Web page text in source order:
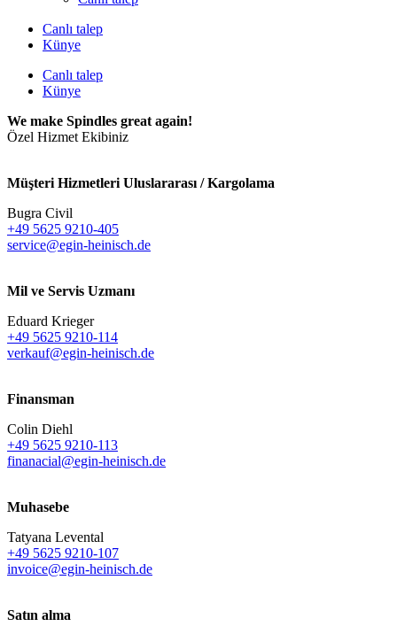
Canlı talep
Künye
Canlı talep
Künye
We make Spindles great again!
Özel Hizmet Ekibiniz
Müşteri Hizmetleri Uluslararası / Kargolama
Bugra Civil
+49 5625 9210-405
service@egin-heinisch.de
Mil ve Servis Uzmanı
Eduard Krieger
+49 5625 9210-114
verkauf@egin-heinisch.de
Finansman
Colin Diehl
+49 5625 9210-113
finanacial@egin-heinisch.de
Muhasebe
Tatyana Levental
+49 5625 9210-107
invoice@egin-heinisch.de
Satın alma